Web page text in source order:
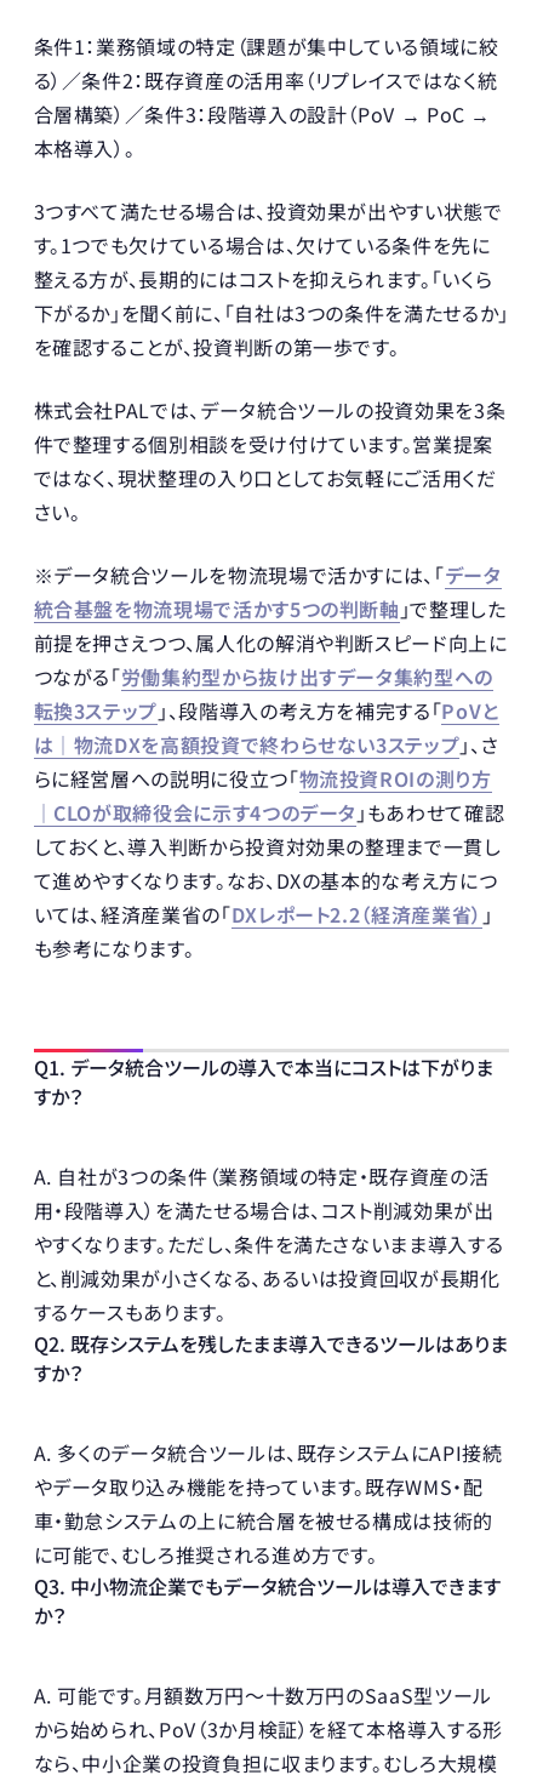
条件1：業務領域の特定（課題が集中している領域に絞
る）／条件2：既存資産の活用率（リプレイスではなく統
合層構築）／条件3：段階導入の設計（PoV → PoC →
本格導入）。
3つすべて満たせる場合は、投資効果が出やすい状態で
す。1つでも欠けている場合は、欠けている条件を先に
整える方が、長期的にはコストを抑えられます。「いくら
下がるか」を聞く前に、「自社は3つの条件を満たせるか」
を確認することが、投資判断の第一歩です。
株式会社PALでは、データ統合ツールの投資効果を3条
件で整理する個別相談を受け付けています。営業提案
ではなく、現状整理の入り口としてお気軽にご活用くだ
さい。
※データ統合ツールを物流現場で活かすには、「データ
統合基盤を物流現場で活かす5つの判断軸 」で整理した
前提を押さえつつ、属人化の解消や判断スピード向上に
つながる「労働集約型から抜け出すデータ集約型への
転換3ステップ 」、段階導入の考え方を補完する「PoVと
は｜物流DXを高額投資で終わらせない3ステップ」、さ
らに経営層への説明に役立つ「物流投資ROIの測り方
｜CLOが取締役会に示す4つのデータ 」もあわせて確認
しておくと、導入判断から投資対効果の整理まで一貫し
て進めやすくなります。なお、DXの基本的な考え方につ
いては、経済産業省の「DXレポート2.2（経済産業省） 」
も参考になります。
Q1. データ統合ツールの導入で本当にコストは下がりま
すか？
A. 自社が3つの条件（業務領域の特定・既存資産の活
用・段階導入）を満たせる場合は、コスト削減効果が出
やすくなります。ただし、条件を満たさないまま導入する
と、削減効果が小さくなる、あるいは投資回収が長期化
するケースもあります。
Q2. 既存システムを残したまま導入できるツールはありま
すか？
A. 多くのデータ統合ツールは、既存システムにAPI接続
やデータ取り込み機能を持っています。既存WMS・配
車・勤怠システムの上に統合層を被せる構成は技術的
に可能で、むしろ推奨される進め方です。
Q3. 中小物流企業でもデータ統合ツールは導入できます
か？
A. 可能です。月額数万円〜十数万円のSaaS型ツール
から始められ、PoV（3か月検証）を経て本格導入する形
なら、中小企業の投資負担に収まります。むしろ大規模